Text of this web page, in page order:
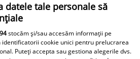
prins în capcana banilor
A rămas fără casă pentru
de lei
datele tale personale să
stocăm și/sau accesăm informații pe
identificatorii cookie unici pentru prelucrarea
Puteți accepta sau gestiona alegerile dvs.